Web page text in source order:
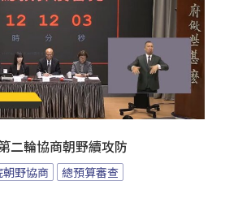
二輪協商朝野續攻防
朝野協商 總預算審查